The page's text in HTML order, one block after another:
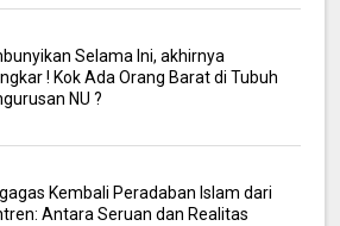
Selama Ini, akhirnya
! Kok Ada Orang Barat di Tubuh
NU ?
Kembali Peradaban Islam dari
Antara Seruan dan Realitas